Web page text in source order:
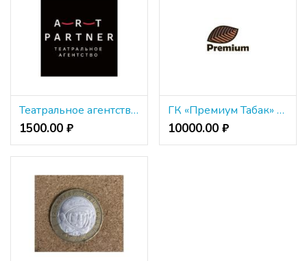
Театральное агентство "Арт-Партнёр XXI"
1500.00 ₽
ГК «Премиум Табак» - производство, импорт и оптовая продажа табака и сувенирной продукции
10000.00 ₽